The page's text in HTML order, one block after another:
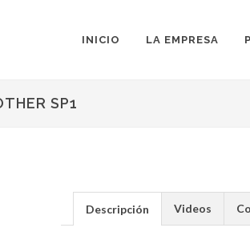
INICIO LA EMPRESA
SP1
Descripción Videos